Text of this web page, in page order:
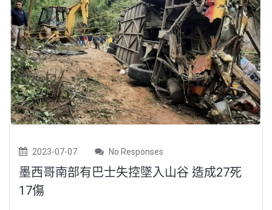
2023-07-07 No Responses
墨西哥南部有巴士失控墜入山谷 造成27死
17傷